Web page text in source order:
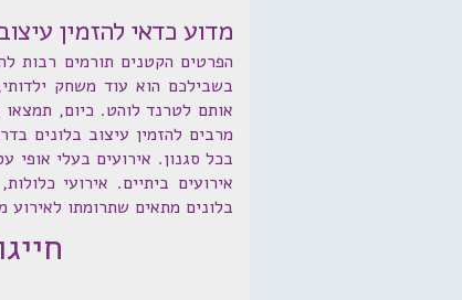
מדוע כדאי להזמין
הפרטים הקטנים תורמים רבות
בשבילכם הוא עוד משחק
אותם לטרנד לוהט. כיום, תמצאו
מרבים להזמין עיצוב בלונים
בכל סגנון. אירועים בעלי אופי
אירועים ביתיים. אירועי
בלונים מתאים שתרומתו לאירוע
חייגו